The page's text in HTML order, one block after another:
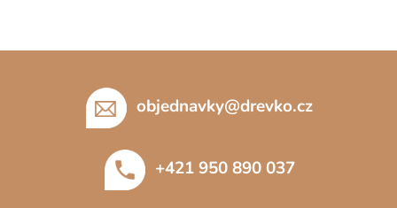
objednavky@drevko.cz
+421 950 890 037